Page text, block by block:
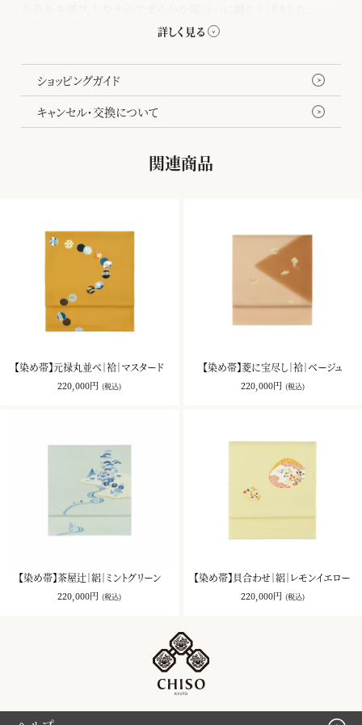
千總の訪問着や付下がより美しく見えるよう配色にこだわった、コー
ショッピングガイド
キャンセル・交換について
関連商品
【染め帯】元禄丸並べ｜袷｜マスタード
220,000円 (税込)
【染め帯】菱に宝尽し｜袷｜ベージュ
220,000円 (税込)
【染め帯】茶屋辻｜絽｜ミントグリーン
220,000円 (税込)
【染め帯】貝合わせ｜絽｜レモンイエロー
220,000円 (税込)